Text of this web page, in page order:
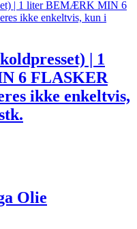
| 1
6 FLASKER
ikke enkeltvis,
Olie